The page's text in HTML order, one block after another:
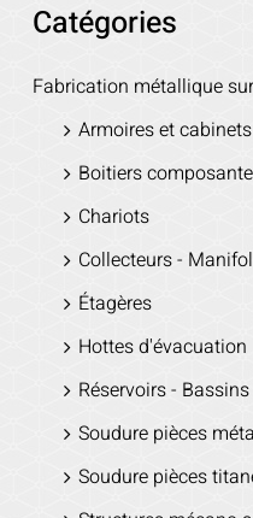
Catégories
Fabrication métallique
Armoires et cabinets
Boitiers
Chariots
Collecteurs -
Étagères
Hottes d'évacuation
Réservoirs - Bassins
Soudure pièces
Soudure pièces